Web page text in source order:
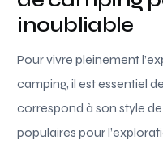
inoubliable
Pour vivre pleinement
camping, il est essentiel
correspond à son style
populaires pour